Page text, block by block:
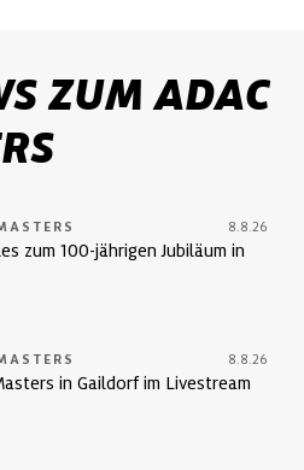
ZUM ADAC
8.8.26
zum 100-jährigen Jubiläum in
8.8.26
in Gaildorf im Livestream